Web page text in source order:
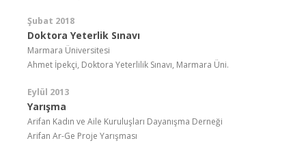
Şubat 2018
Doktora Yeterlik Sınavı
Marmara Üniversitesi
Ahmet İpekçi, Doktora Yeterlilik Sınavı, Marmara Üni.
Eylül 2013
Yarışma
Arifan Kadın ve Aile Kuruluşları Dayanışma Derneği
Arifan Ar-Ge Proje Yarışması